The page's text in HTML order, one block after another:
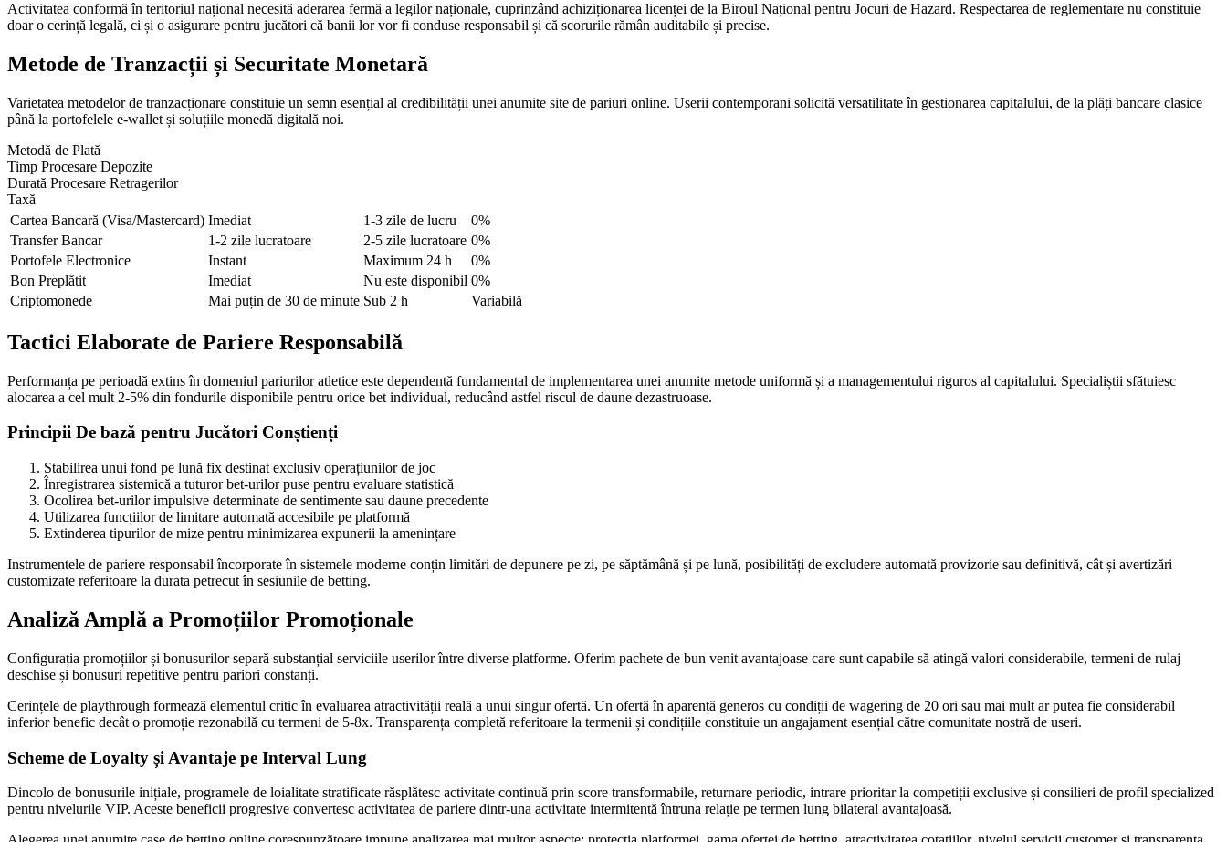
Activitatea conformă în teritoriul național necesită aderarea fermă a legilor naționale, cuprinzând achiziționarea licenței de la Biroul Național pentru Jocuri de Hazard. Respectarea de reglementare nu constituie
doar o cerință legală, ci și o asigurare pentru jucători că banii lor vor fi conduse responsabil și că scorurile rămân auditabile și precise.
Metode de Tranzacții și Securitate Monetară
Varietatea metodelor de tranzacționare constituie un semn esențial al credibilității unei anumite site de pariuri online. Userii contemporani solicită versatilitate în gestionarea capitalului, de la plăți bancare clasice
până la portofelele e-wallet și soluțiile monedă digitală noi.
Metodă de Plată
Timp Procesare Depozite
Durată Procesare Retragerilor
Taxă
Cartea Bancară (Visa/Mastercard) Imediat 1-3 zile de lucru
0%
Transfer Bancar
1-2 zile lucratoare 2-5 zile lucratoare 0%
Portofele Electronice
Instant Maximum 24 h
0%
Bon Preplătit
Imediat Nu este disponibil 0%
Criptomonede
Mai puțin de 30 de minute Sub 2 h Variabilă
Tactici Elaborate de Pariere Responsabilă
Performanța pe perioadă extins în domeniul pariurilor atletice este dependentă fundamental de implementarea unei anumite metode uniformă și a managementului riguros al capitalului. Specialiștii sfătuiesc
alocarea a cel mult 2-5% din fondurile disponibile pentru orice bet individual, reducând astfel riscul de daune dezastruoase.
Principii De bază pentru Jucători Conștienți
Stabilirea unui fond pe lună fix destinat exclusiv operațiunilor de joc
Înregistrarea sistemică a tuturor bet-urilor puse pentru evaluare statistică
Ocolirea bet-urilor impulsive determinate de sentimente sau daune precedente
Utilizarea funcțiilor de limitare automată accesibile pe platformă
Extinderea tipurilor de mize pentru minimizarea expunerii la amenințare
Instrumentele de pariere responsabil încorporate în sistemele moderne conțin limitări de depunere pe zi, pe săptămână și pe lună, posibilități de excludere automată provizorie sau definitivă, cât și avertizări
customizate referitoare la durata petrecut în sesiunile de betting.
Analiză Amplă a Promoțiilor Promoționale
Configurația promoțiilor și bonusurilor separă substanțial serviciile userilor între diverse platforme. Oferim pachete de bun venit avantajoase care sunt capabile să atingă valori considerabile, termeni de rulaj
deschise și bonusuri repetitive pentru pariori constanți.
Cerințele de playthrough formează elementul critic în evaluarea atractivității reală a unui singur ofertă. Un ofertă în aparență generos cu condiții de wagering de 20 ori sau mai mult ar putea fie considerabil
inferior benefic decât o promoție rezonabilă cu termeni de 5-8x. Transparența completă referitoare la termenii și condițiile constituie un angajament esențial către comunitate nostră de useri.
Scheme de Loyalty și Avantaje pe Interval Lung
Dincolo de bonusurile inițiale, programele de loialitate stratificate răsplătesc activitate continuă prin score transformabile, returnare periodic, intrare prioritar la competiții exclusive și consilieri de profil specialized
pentru nivelurile VIP. Aceste beneficii progresive convertesc activitatea de pariere dintr-una activitate intermitentă întruna relație pe termen lung bilateral avantajoasă.